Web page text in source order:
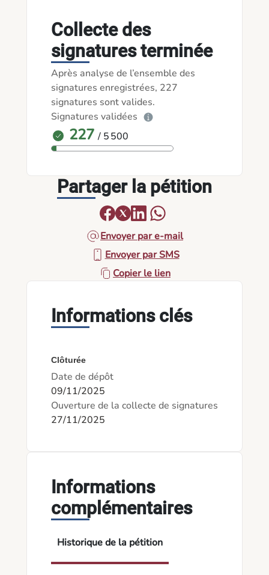
Collecte des
signatures terminée
Après analyse de l’ensemble des
signatures enregistrées, 227
signatures sont valides.
Signatures validées
227 / 5 500
Partager la pétition
Envoyer par e-mail
Envoyer par SMS
Copier le lien
Informations clés
Clôturée
Date de dépôt
09/11/2025
Ouverture de la collecte de signatures
27/11/2025
Informations
complémentaires
Historique de la pétition